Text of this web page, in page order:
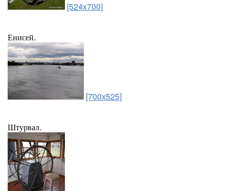
[524x700]
Енисей.
[700x525]
Штурвал.